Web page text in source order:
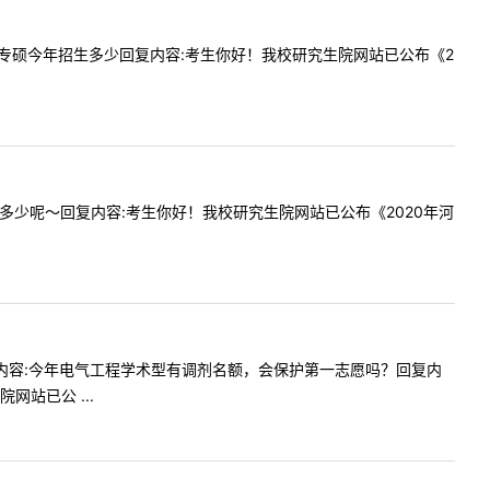
今年招生多少回复内容:考生你好！我校研究生院网站已公布《2
呢～回复内容:考生你好！我校研究生院网站已公布《2020年河
:今年电气工程学术型有调剂名额，会保护第一志愿吗？回复内
网站已公 ...